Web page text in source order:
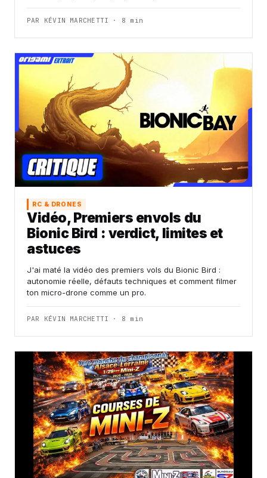
PAR KÉVIN MARCHETTI · 8 min
RC & DRONES
Vidéo, Premiers envols du
Bionic Bird : verdict, limites et
astuces
J'ai maté la vidéo des premiers vols du Bionic Bird :
autonomie réelle, défauts techniques et comment filmer
ton micro-drone comme un pro.
PAR KÉVIN MARCHETTI · 8 min